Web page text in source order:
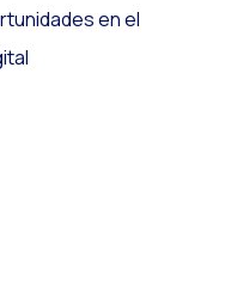
en el